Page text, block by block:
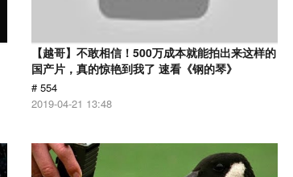
【越哥】不敢相信！500万成本就能拍出来这样的
国产片，真的惊艳到我了 速看《钢的琴》
# 554
2019-04-21 13:48